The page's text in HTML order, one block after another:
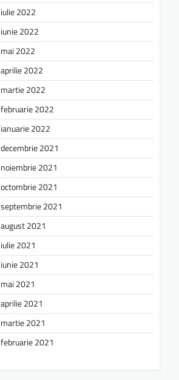
iulie 2022
iunie 2022
mai 2022
aprilie 2022
martie 2022
februarie 2022
ianuarie 2022
decembrie 2021
noiembrie 2021
octombrie 2021
septembrie 2021
august 2021
iulie 2021
iunie 2021
mai 2021
aprilie 2021
martie 2021
februarie 2021